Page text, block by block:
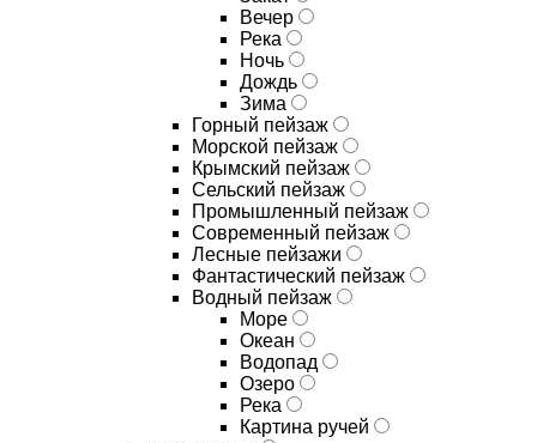
Вечер
Река
Ночь
Дождь
Зима
Горный пейзаж
Морской пейзаж
Крымский пейзаж
Сельский пейзаж
Промышленный пейзаж
Современный пейзаж
Лесные пейзажи
Фантастический пейзаж
Водный пейзаж
Море
Океан
Водопад
Озеро
Река
Картина ручей